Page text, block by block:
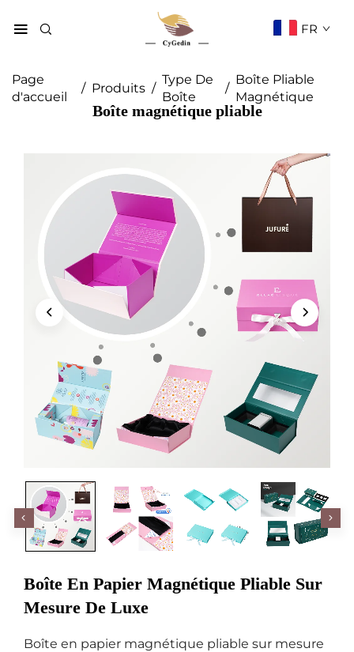
FR
Page
d'accueil
/ Produits /
Type De
Boîte
/
Boîte Pliable
Magnétique
Boîte magnétique pliable
Boîte En Papier Magnétique Pliable Sur
Mesure De Luxe
Boîte en papier magnétique pliable sur mesure